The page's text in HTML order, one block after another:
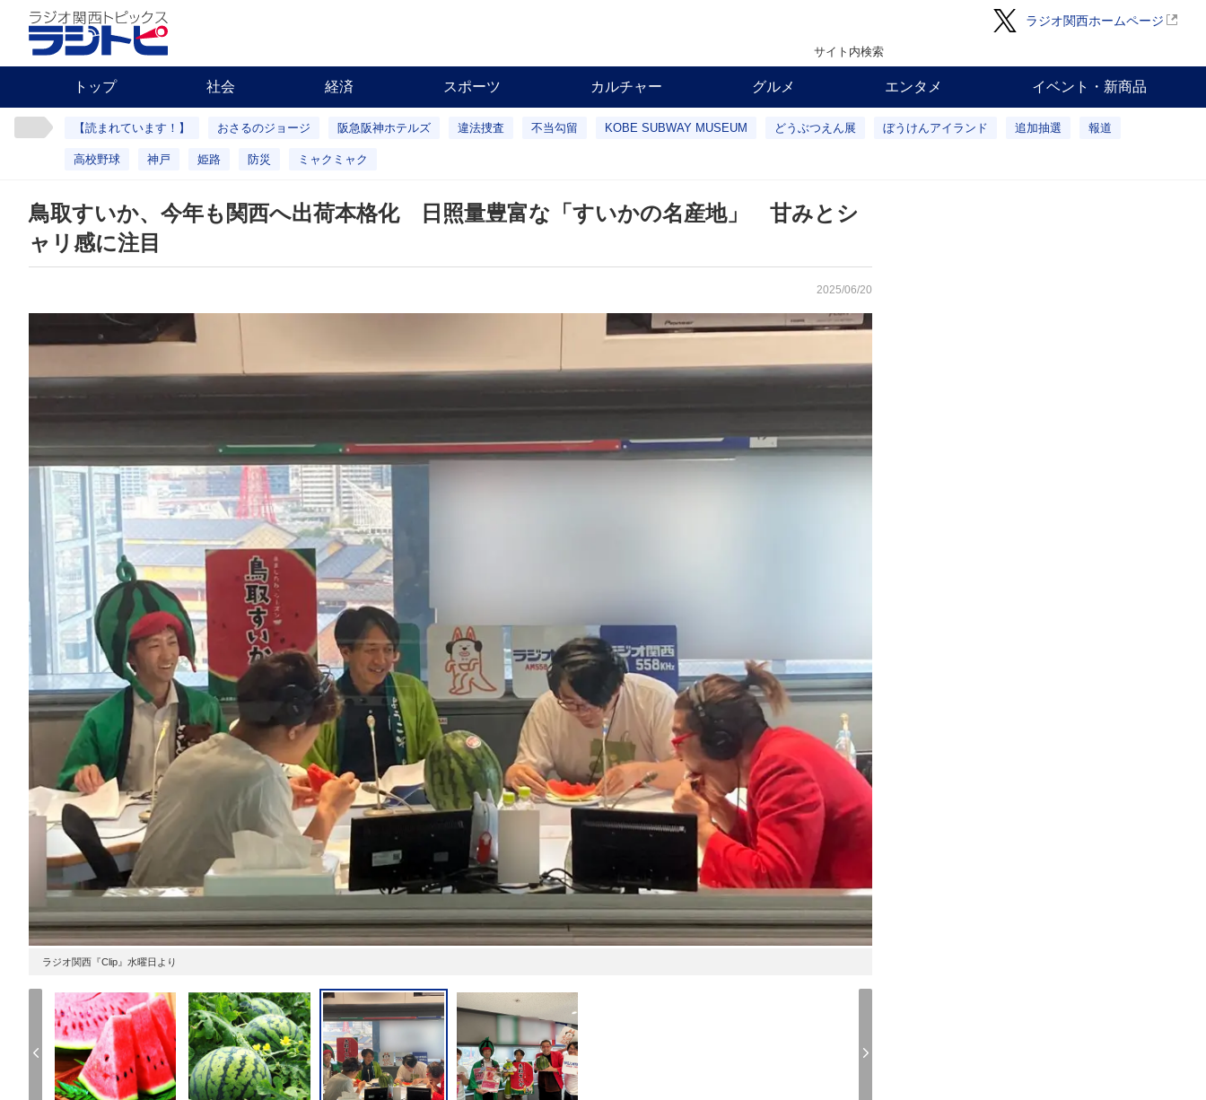
ラジオ関西ホームページ
サイト内検索
トップ 社会 経済 スポーツ カルチャー グルメ エンタメ イベント・新商品
【読まれています！】 おさるのジョージ 阪急阪神ホテルズ 違法捜査 不当勾留 KOBE SUBWAY MUSEUM どうぶつえん展 ぼうけんアイランド 追加抽選 報道
高校野球 神戸 姫路 防災 ミャクミャク
鳥取すいか、今年も関西へ出荷本格化 日照量豊富な「すいかの名産地」 甘みとシ
ャリ感に注目
2025/06/20
ラジオ関西『Clip』水曜日より